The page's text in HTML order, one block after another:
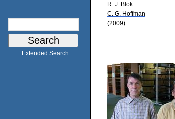
Extended Search
R. J. Blok
C. G. Hoffman
(2009)